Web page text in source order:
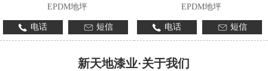
EPDM地坪
电话 短信
EPDM地坪
电话 短信
新天地漆业·关于我们